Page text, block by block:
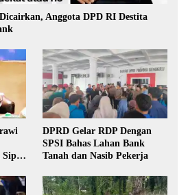
Anggota DPD RI Destita
Sipil,
DPRD Gelar RDP Dengan
SPSI Bahas Lahan Bank
Tanah dan Nasib Pekerja